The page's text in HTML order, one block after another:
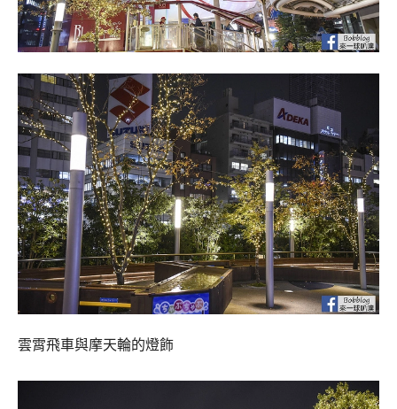
雲霄飛車與摩天輪的燈飾